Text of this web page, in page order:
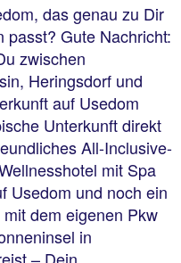
das genau zu Dir
passt? Gute Nachricht:
zwischen
Heringsdorf und
auf Usedom
Unterkunft direkt
All-Inclusive-
mit Spa
Usedom und noch ein
dem eigenen Pkw
in
– Dein